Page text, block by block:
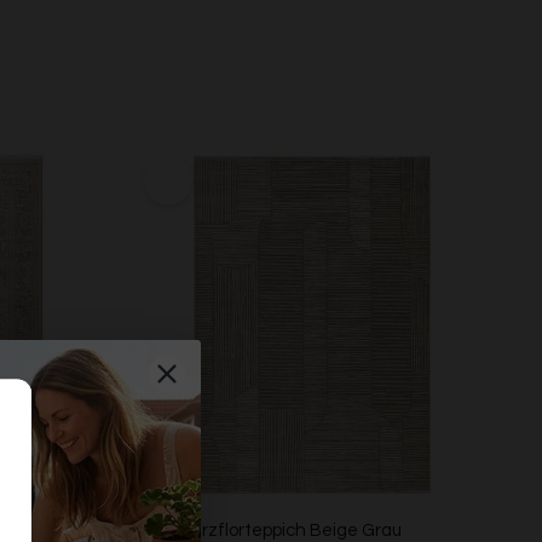
"Soft
Esprit Kurzflorteppich Beige Grau